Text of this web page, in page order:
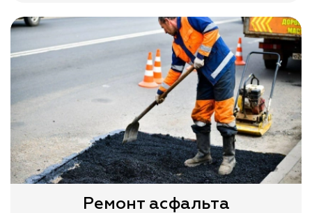
Ремонт асфальта